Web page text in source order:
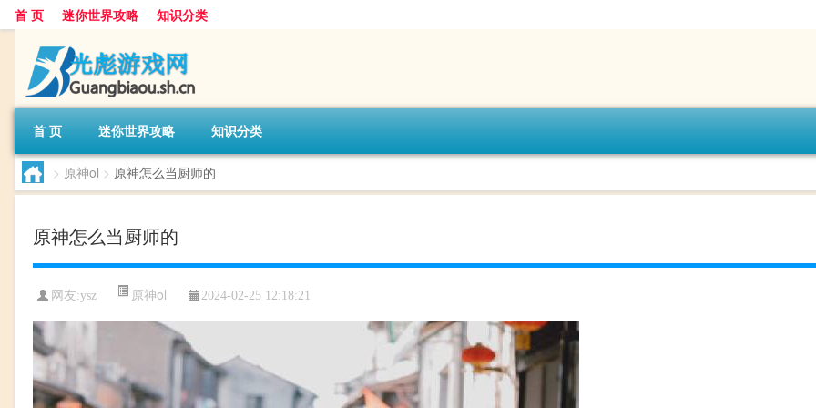
首 页 迷你世界攻略 知识分类
首 页 迷你世界攻略 知识分类
> 原神ol > 原神怎么当厨师的
原神怎么当厨师的
网友:ysz 原神ol 2024-02-25 12:18:21